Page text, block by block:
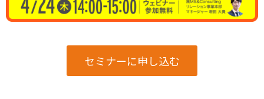
企業情報
セミナーに申し込む